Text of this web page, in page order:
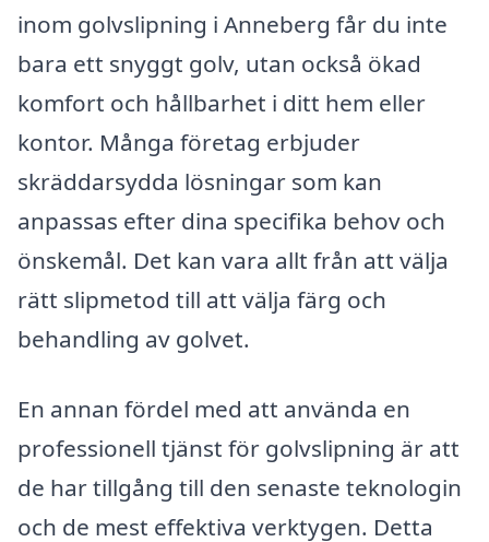
inom golvslipning i Anneberg får du inte
bara ett snyggt golv, utan också ökad
komfort och hållbarhet i ditt hem eller
kontor. Många företag erbjuder
skräddarsydda lösningar som kan
anpassas efter dina specifika behov och
önskemål. Det kan vara allt från att välja
rätt slipmetod till att välja färg och
behandling av golvet.
En annan fördel med att använda en
professionell tjänst för golvslipning är att
de har tillgång till den senaste teknologin
och de mest effektiva verktygen. Detta